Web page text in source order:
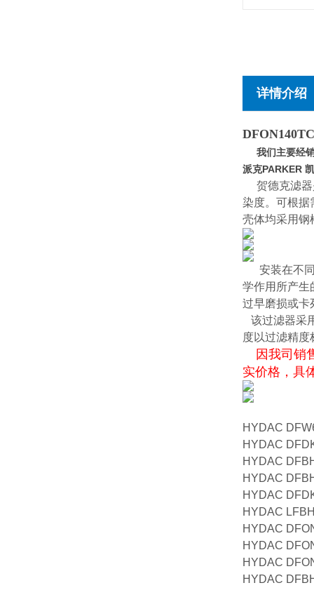
详情介绍
我们主要经
派克PARKER
贺德克滤器
染度。可根据
壳体均采用钢
安装在不
学作用所产生
过早磨损或卡
该过滤器采
度以过滤精
因我司销
实价格，具
HYDAC
HYDAC
HYDAC
HYDAC
HYDAC
HYDAC
HYDAC
HYDAC
HYDAC
HYDAC